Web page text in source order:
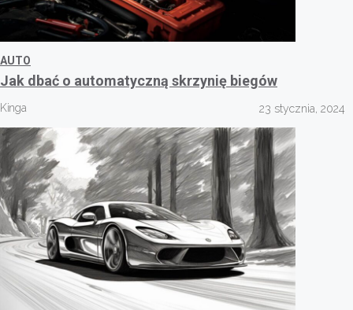
AUTO
Jak dbać o automatyczną skrzynię biegów
Kinga 23 stycznia, 2024